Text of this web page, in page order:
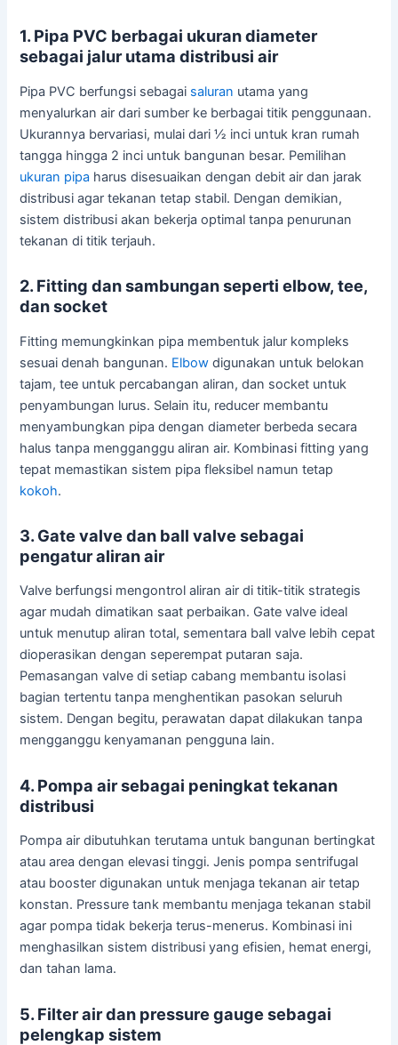
1. Pipa PVC berbagai ukuran diameter
sebagai jalur utama distribusi air
Pipa PVC berfungsi sebagai saluran utama yang
menyalurkan air dari sumber ke berbagai titik penggunaan.
Ukurannya bervariasi, mulai dari ½ inci untuk kran rumah
tangga hingga 2 inci untuk bangunan besar. Pemilihan
ukuran pipa harus disesuaikan dengan debit air dan jarak
distribusi agar tekanan tetap stabil. Dengan demikian,
sistem distribusi akan bekerja optimal tanpa penurunan
tekanan di titik terjauh.
2. Fitting dan sambungan seperti elbow, tee,
dan socket
Fitting memungkinkan pipa membentuk jalur kompleks
sesuai denah bangunan. Elbow digunakan untuk belokan
tajam, tee untuk percabangan aliran, dan socket untuk
penyambungan lurus. Selain itu, reducer membantu
menyambungkan pipa dengan diameter berbeda secara
halus tanpa mengganggu aliran air. Kombinasi fitting yang
tepat memastikan sistem pipa fleksibel namun tetap
kokoh.
3. Gate valve dan ball valve sebagai
pengatur aliran air
Valve berfungsi mengontrol aliran air di titik-titik strategis
agar mudah dimatikan saat perbaikan. Gate valve ideal
untuk menutup aliran total, sementara ball valve lebih cepat
dioperasikan dengan seperempat putaran saja.
Pemasangan valve di setiap cabang membantu isolasi
bagian tertentu tanpa menghentikan pasokan seluruh
sistem. Dengan begitu, perawatan dapat dilakukan tanpa
mengganggu kenyamanan pengguna lain.
4. Pompa air sebagai peningkat tekanan
distribusi
Pompa air dibutuhkan terutama untuk bangunan bertingkat
atau area dengan elevasi tinggi. Jenis pompa sentrifugal
atau booster digunakan untuk menjaga tekanan air tetap
konstan. Pressure tank membantu menjaga tekanan stabil
agar pompa tidak bekerja terus-menerus. Kombinasi ini
menghasilkan sistem distribusi yang efisien, hemat energi,
dan tahan lama.
5. Filter air dan pressure gauge sebagai
pelengkap sistem